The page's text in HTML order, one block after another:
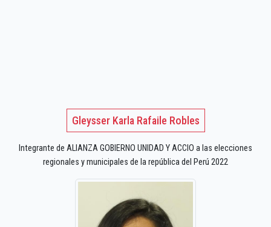
Gleysser Karla Rafaile Robles
Integrante de ALIANZA GOBIERNO UNIDAD Y ACCIO a las elecciones
regionales y municipales de la república del Perú 2022